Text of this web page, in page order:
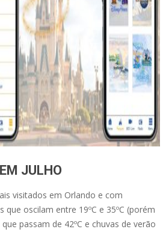
JULHO
visitados em Orlando e com
oscilam entre 19ºC e 35ºC (porém
passam de 42ºC e chuvas de verão